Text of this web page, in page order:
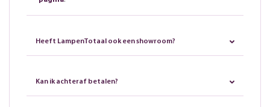
Heeft LampenTotaal ook een showroom?
Kan ik achteraf betalen?